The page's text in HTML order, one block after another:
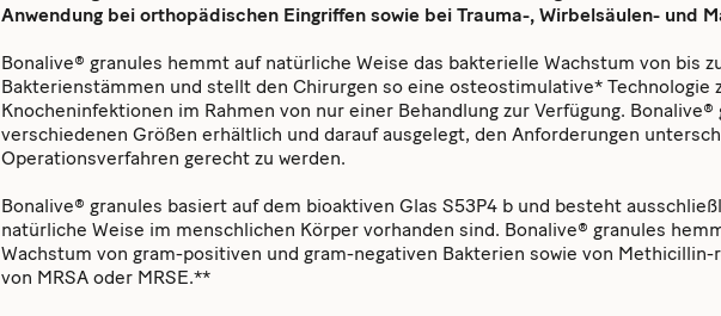
Anwendung bei orthopädischen Eingriffen sowie bei Trauma-, Wirbelsäulen- und
Bonalive® granules hemmt auf natürliche Weise das bakterielle Wachstum von bis
Bakterienstämmen und stellt den Chirurgen so eine osteostimulative* Technologie
Knocheninfektionen im Rahmen von nur einer Behandlung zur Verfügung. Bonalive®
verschiedenen Größen erhältlich und darauf ausgelegt, den Anforderungen
Operationsverfahren gerecht zu werden.
Bonalive® granules basiert auf dem bioaktiven Glas S53P4 b und besteht
natürliche Weise im menschlichen Körper vorhanden sind. Bonalive® granules
Wachstum von gram-positiven und gram-negativen Bakterien sowie von
von MRSA oder MRSE.**